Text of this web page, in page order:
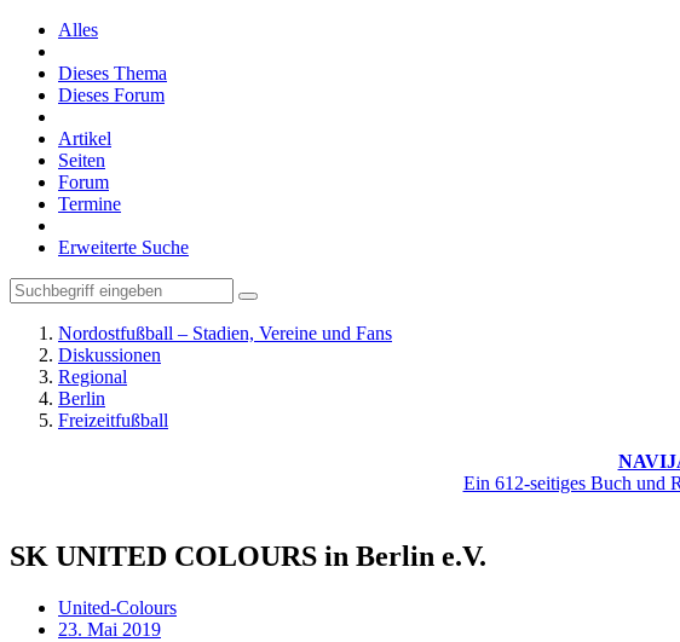
Alles
Dieses Thema
Dieses Forum
Artikel
Seiten
Forum
Termine
Erweiterte Suche
Nordostfußball – Stadien, Vereine und Fans
Diskussionen
Regional
Berlin
Freizeitfußball
Ein 612-seitiges Buch und
SK UNITED COLOURS in Berlin e.V.
United-Colours
23. Mai 2019